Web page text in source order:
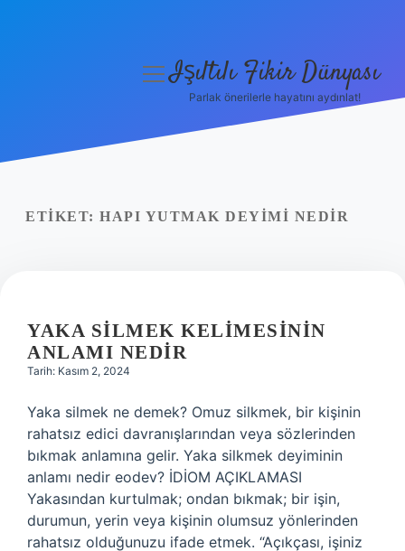
Yasal Uyarı
menüyüIşıltılı Fikir Dünyası
Parlak önerilerle hayatını aydınlat!
ETIKET: HAPI YUTMAK DEYIMI NEDIR
YAKA SILMEK KELIMESININ
ANLAMI NEDIR
Tarih: Kasım 2, 2024
Yaka silmek ne demek? Omuz silkmek, bir kişinin
rahatsız edici davranışlarından veya sözlerinden
bıkmak anlamına gelir. Yaka silkmek deyiminin
anlamı nedir eodev? İDİOM AÇIKLAMASI
Yakasından kurtulmak; ondan bıkmak; bir işin,
durumun, yerin veya kişinin olumsuz yönlerinden
rahatsız olduğunuzu ifade etmek. “Açıkçası, işiniz